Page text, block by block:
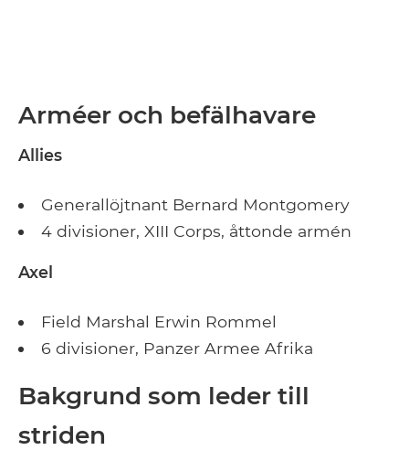
Arméer och befälhavare
Allies
Generallöjtnant Bernard Montgomery
4 divisioner, XIII Corps, åttonde armén
Axel
Field Marshal Erwin Rommel
6 divisioner, Panzer Armee Afrika
Bakgrund som leder till
striden